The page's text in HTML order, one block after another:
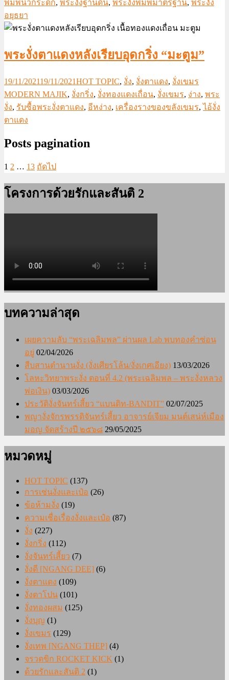
พิมพ์นิ้วกระดก, พระงั่งฐานดิน, พระงั่งพิมพ์มาตรฐาน, พระงั่ง
อยุธยา
พระงั่งตาแดงหลังเรียบอุดกริ่ง “มะตูม”
19/11/202119/11/2021HOT TOPIC, งั่ง, งั่งตาแดง, งั่งเขมร
MODERN MAJIK, งั่งกริ่ง, งั่งทองแดงเถื่อน, งั่งเขมร, ง่าง, พระ
งั่ง, รับซื้อพระงั่งตาแดง, อีหง่าง, เครื่องรางของขลังเขมร,ไอ้งั่ง
ตาแดง
Posts pagination
1 2 … 13 ถัดไป
โครงการด้วยรักและสันติ 2
บทความล่าสุด
เผยความลับ “พระเฉลิมพล” ผ่านผล Lab พบทองคำซ่อน
อยู่ 02/04/2026
สืบสานตำนานงั่ง (งั่งเศียรโล้น/งั่งเกศเอียง) 13/03/2026
โลหะวิทยาพระงั่ง ตอนที่ 4.2 (พระเฉลิมพล – พระงั่งหลวง
พ่อเงิน) 03/03/2026
ประวัติงั่งจันทร์เสี้ยว “แบนดิท-BANDIT” 02/07/2025
พญางั่งจักรพรรดิจันทร์เสี้ยว อาจารย์เจียม มนต์เสน่ห์เมือง
มอญ จัดสร้างปี ๒๕๖๘ 29/05/2025
หมวดหมู่
HOT TOPIC (137)
การเซ่นงั่งและเป๋อ (26)
ข้อห้ามงั่ง (19)
ความเชื่อเรื่องงั่งและเป๋อ (87)
งั่ง (227)
งั่งกริ่ง (112)
งั่งจันทร์เสี้ยว (7)
งั่งดี [NGANG DEE] (6)
งั่งตาแดง (109)
งั่งตาโปน (101)
งั่งทองผสม (125)
งั่งบุญ (1)
งั่งเขมร (129)
งั่งเทพ [NGANG THEP] (4)
จรวดขิก ROCKET KICK (1)
ด้วยรักและสันติ 2 (1)